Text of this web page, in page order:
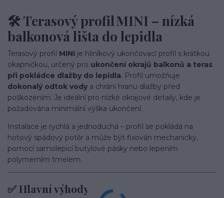
🛠️ Terasový profil MINI – nízká
balkonová lišta do lepidla
Terasový profil MINI je hliníkový ukončovací profil s krátkou
okapničkou, určený pro ukončení okrajů balkonů a teras
při pokládce dlažby do lepidla. Profil umožňuje
dokonalý odtok vody a chrání hranu dlažby před
poškozením. Je ideální pro nízké okrajové detaily, kde je
požadována minimální výška ukončení.
Instalace je rychlá a jednoduchá – profil se pokládá na
hotový spádový potěr a může být fixován mechanicky,
pomocí samolepicí butylové pásky nebo lepením
polymerním tmelem.
✅ Hlavní výhody